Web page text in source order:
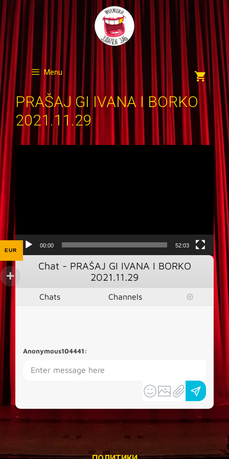
Skip
to
content
Menu
PRAŠAJ GI IVANA I BORKO
2021.11.29
00:00 52:03
Chat - PRAŠAJ GI IVANA I BORKO
2021.11.29
Chats Channels
Anonymous104441:
EUR